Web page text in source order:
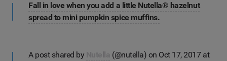
Fall in love when you add a little Nutella® hazelnut
spread to mini pumpkin spice muffins.
A post shared by
(@nutella) on Oct 17, 2017 at